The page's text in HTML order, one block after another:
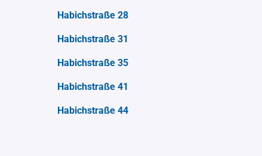
Habichstraße 28
Habichstraße 31
Habichstraße 35
Habichstraße 41
Habichstraße 44